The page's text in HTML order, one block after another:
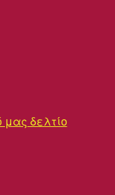
μας δελτίο